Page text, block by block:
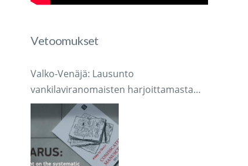
Vetoomukset
Valko-Venäjä: Lausunto
vankilaviranomaisten harjoittamasta
järjestelmällisestä käsikirjoitusten
takavarikoinnista ja tuhoamisesta